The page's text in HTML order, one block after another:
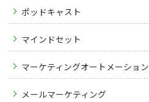
ポッドキャスト
マインドセット
マーケティングオートメーション
メールマーケティング